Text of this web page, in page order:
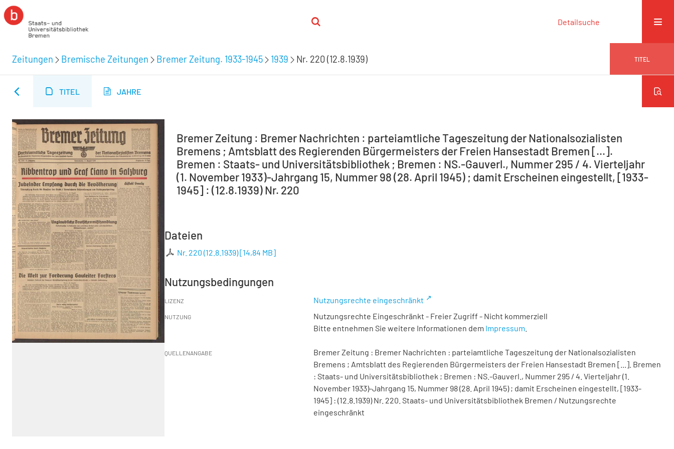
Detailsuche
Zeitungen Bremische Zeitungen Bremer Zeitung. 1933-1945 1939 Nr. 220 (12.8.1939) TITEL
TITEL JAHRE
Bremer Zeitung : Bremer Nachrichten : parteiamtliche Tageszeitung der Nationalsozialisten
Bremens ; Amtsblatt des Regierenden Bürgermeisters der Freien Hansestadt Bremen [...].
Bremen : Staats- und Universitätsbibliothek ; Bremen : NS.-Gauverl., Nummer 295 / 4. Vierteljahr
(1. November 1933)-Jahrgang 15, Nummer 98 (28. April 1945) ; damit Erscheinen eingestellt, [1933-
1945] : (12.8.1939) Nr. 220
Dateien
Nr. 220 (12.8.1939)[14,84 MB]
Nutzungsbedingungen
LIZENZ Nutzungsrechte eingeschränkt
NUTZUNG
Nutzungsrechte Eingeschränkt - Freier Zugriff - Nicht kommerziell
Bitte entnehmen Sie weitere Informationen dem Impressum
QUELLENANGABE
Bremer Zeitung : Bremer Nachrichten : parteiamtliche Tageszeitung der Nationalsozialisten
Bremens ; Amtsblatt des Regierenden Bürgermeisters der Freien Hansestadt Bremen [...]. Bremen
: Staats- und Universitätsbibliothek ; Bremen : NS.-Gauverl., Nummer 295 / 4. Vierteljahr (1.
November 1933)-Jahrgang 15, Nummer 98 (28. April 1945) ; damit Erscheinen eingestellt, [1933-
1945] : (12.8.1939) Nr. 220. Staats- und Universitätsbibliothek Bremen / Nutzungsrechte
eingeschränkt